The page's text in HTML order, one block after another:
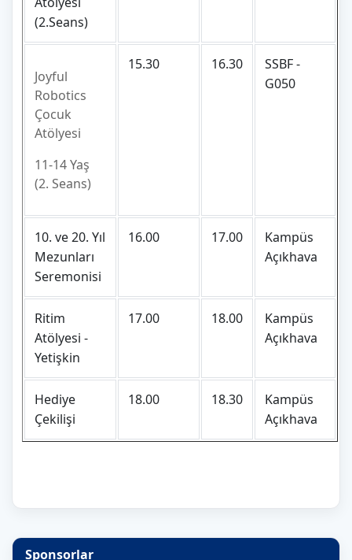
(2.Seans)
Joyful
Robotics
Çocuk
Atölyesi
11-14 Yaş
(2. Seans)
15.30 16.30
SSBF -
G050
10. ve 20. Yıl
Mezunları
Seremonisi
16.00 17.00
Kampüs
Açıkhava
Ritim
Atölyesi -
Yetişkin
17.00 18.00
Kampüs
Açıkhava
Hediye
Çekilişi
18.00 18.30
Kampüs
Açıkhava
Sponsorlar